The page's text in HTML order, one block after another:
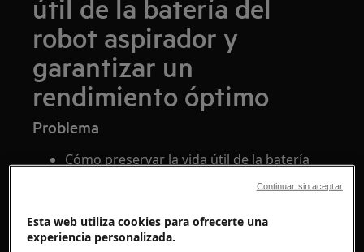
útil de la batería del
robot aspirador y
garantizar un
rendimiento óptimo
Problema
Cómo preservar la vida útil de la batería
del robot aspirador y garantizar un
Se aplica a
Esta web utiliza cookies para ofrecerte una
experiencia personalizada.
Continuar sin aceptar